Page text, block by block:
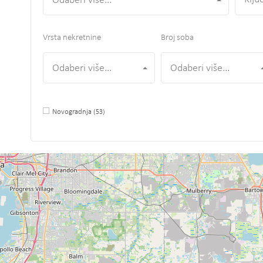
Vrsta nekretnine
Odaberi više...
Broj soba
Odaberi više...
Novogradnja (53)